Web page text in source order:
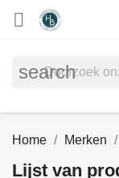

search
Home Merken
Lijst van